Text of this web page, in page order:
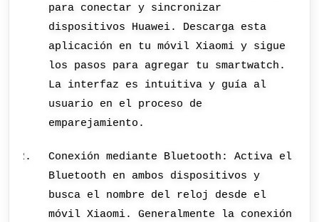
para conectar y sincronizar
dispositivos Huawei. Descarga esta
aplicación en tu móvil Xiaomi y sigue
los pasos para agregar tu smartwatch.
La interfaz es intuitiva y guía al
usuario en el proceso de
emparejamiento.
Conexión mediante Bluetooth: Activa el
Bluetooth en ambos dispositivos y
busca el nombre del reloj desde el
móvil Xiaomi. Generalmente la conexión